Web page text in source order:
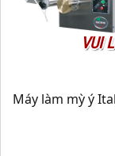
VUI
Máy làm mỳ ý